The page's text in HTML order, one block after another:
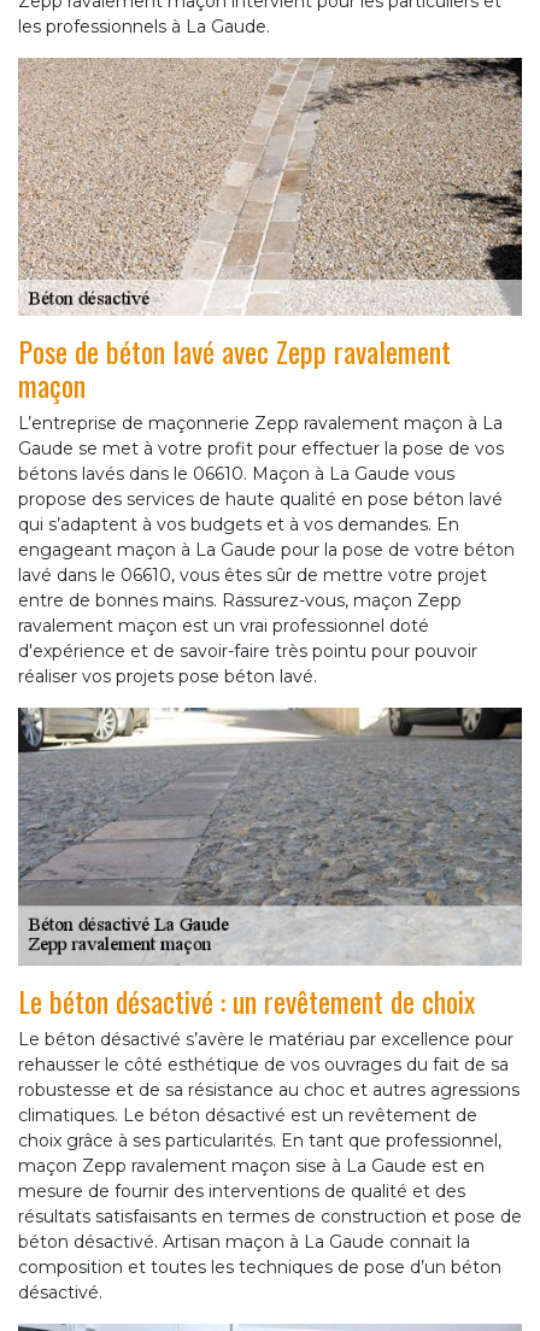
les professionnels à La Gaude.
Pose de béton lavé avec Zepp ravalement
maçon
L’entreprise de maçonnerie Zepp ravalement maçon à La
Gaude se met à votre profit pour effectuer la pose de vos
bétons lavés dans le 06610. Maçon à La Gaude vous
propose des services de haute qualité en pose béton lavé
qui s’adaptent à vos budgets et à vos demandes. En
engageant maçon à La Gaude pour la pose de votre béton
lavé dans le 06610, vous êtes sûr de mettre votre projet
entre de bonnes mains. Rassurez-vous, maçon Zepp
ravalement maçon est un vrai professionnel doté
d'expérience et de savoir-faire très pointu pour pouvoir
réaliser vos projets pose béton lavé.
Le béton désactivé : un revêtement de choix
Le béton désactivé s’avère le matériau par excellence pour
rehausser le côté esthétique de vos ouvrages du fait de sa
robustesse et de sa résistance au choc et autres agressions
climatiques. Le béton désactivé est un revêtement de
choix grâce à ses particularités. En tant que professionnel,
maçon Zepp ravalement maçon sise à La Gaude est en
mesure de fournir des interventions de qualité et des
résultats satisfaisants en termes de construction et pose de
béton désactivé. Artisan maçon à La Gaude connait la
composition et toutes les techniques de pose d’un béton
désactivé.